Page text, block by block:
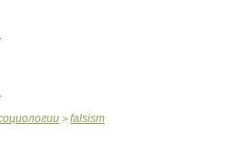
> falsism